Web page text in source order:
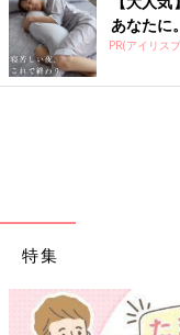
あなたに。
PR(アイリス
特集
【ワクチン接種できる